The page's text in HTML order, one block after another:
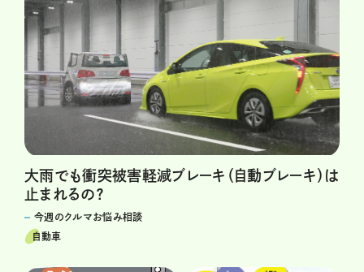
大雨でも衝突被害軽減ブレーキ（自動ブレーキ）は
止まれるの？
今週のクルマお悩み相談
自動車